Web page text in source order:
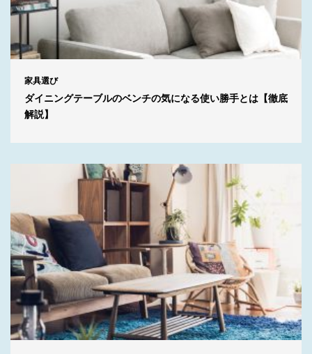
家具選び
ダイニングテーブルのベンチの気になる使い勝手とは【徹底
解説】